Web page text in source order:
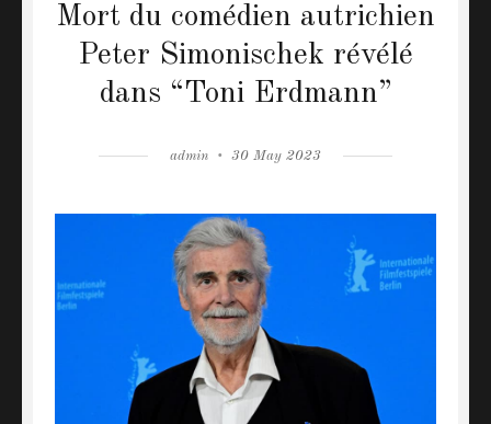
Mort du comédien autrichien
Peter Simonischek révélé
dans “Toni Erdmann”
Author
admin
Posted
30 May 2023